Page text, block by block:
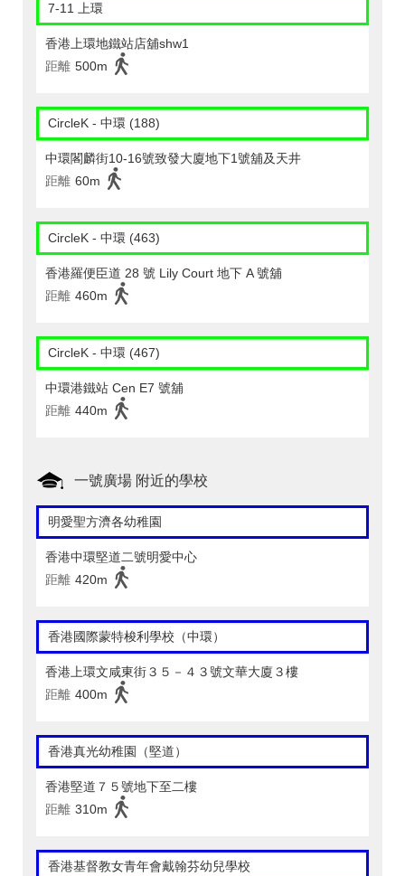
7-11 上環
香港上環地鐵站店舖shw1
距離 500m
CircleK - 中環 (188)
中環閣麟街10-16號致發大廈地下1號舖及天井
距離 60m
CircleK - 中環 (463)
香港羅便臣道 28 號 Lily Court 地下 A 號舖
距離 460m
CircleK - 中環 (467)
中環港鐵站 Cen E7 號舖
距離 440m
一號廣場 附近的學校
明愛聖方濟各幼稚園
香港中環堅道二號明愛中心
距離 420m
香港國際蒙特梭利學校（中環）
香港上環文咸東街３５－４３號文華大廈３樓
距離 400m
香港真光幼稚園（堅道）
香港堅道７５號地下至二樓
距離 310m
香港基督教女青年會戴翰芬幼兒學校